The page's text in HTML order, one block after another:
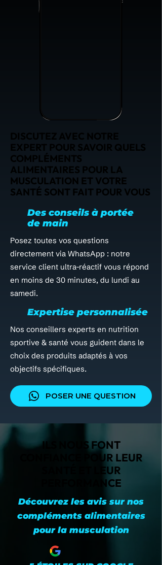
DISCUTEZ AVEC NOTRE
EXPERT POUR SAVOIR QUELS
COMPLÉMENTS
ALIMENTAIRES POUR LA
MUSCULATION ET VOTRE
SANTÉ SONT FAIT POUR VOUS
Des conseils à portée
de main
Posez toutes vos questions
directement via WhatsApp : notre
service client ultra-réactif vous répond
en moins de 30 minutes, du lundi au
samedi.
Expertise personnalisée
Nos conseillers experts en nutrition
sportive & santé vous guident dans le
choix des produits adaptés à vos
objectifs spécifiques.
POSER UNE QUESTION
ILS NOUS FONT
CONFIANCE POUR LEUR
SANTÉ ET LEUR
PERFORMANCE
Découvrez les avis sur nos
compléments alimentaires
pour la musculation